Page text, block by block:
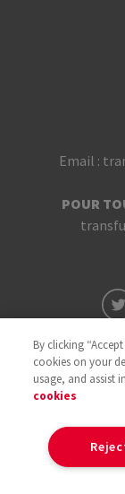
Email :
POUR
By clicking
cookies on your
usage, and assist
cookies